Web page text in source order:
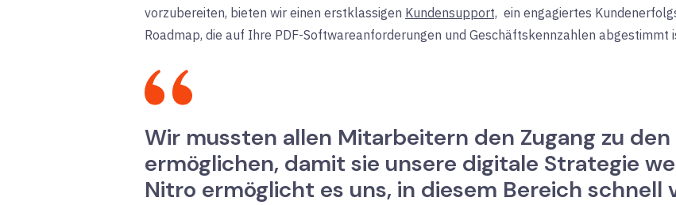
vorzubereiten, bieten wir einen erstklassigen Kundensupport, ein engagiertes
Roadmap, die auf Ihre PDF-Softwareanforderungen und Geschäftskennzahlen abgestimmt
Wir mussten allen Mitarbeitern den Zugang zu
ermöglichen, damit sie unsere digitale Strategie
Nitro ermöglicht es uns, in diesem Bereich schnell